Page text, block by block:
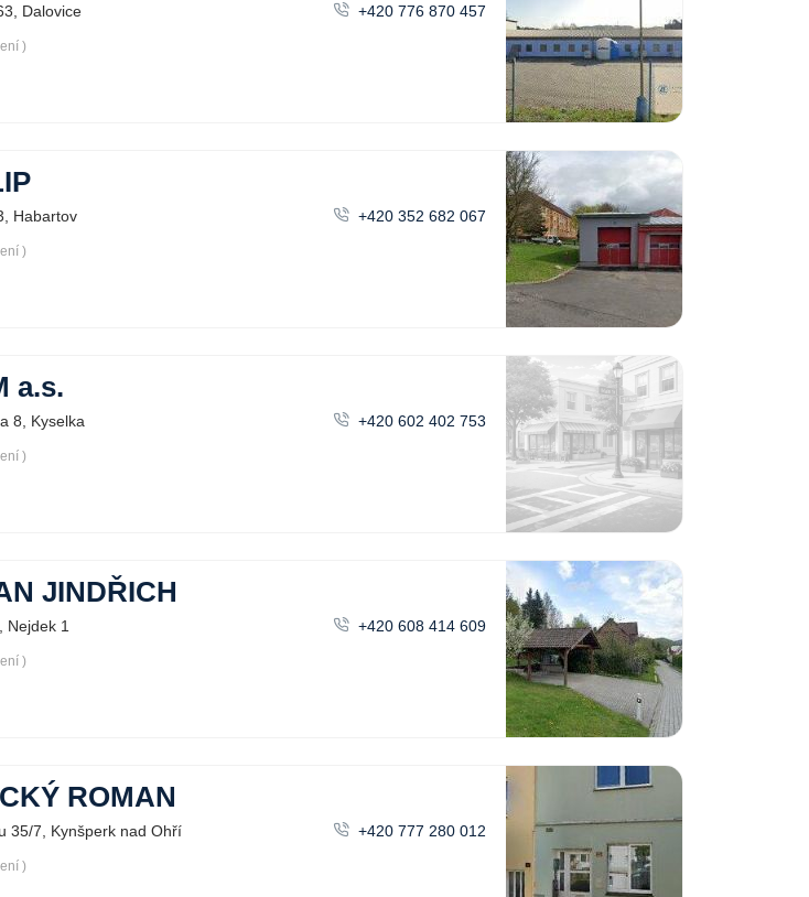
Dalovice
+420 776 870 457
)
Habartov
+420 352 682 067
)
a.s.
8, Kyselka
+420 602 402 753
)
JINDŘICH
Nejdek 1
+420 608 414 609
)
ROMAN
35/7, Kynšperk nad Ohří
+420 777 280 012
)